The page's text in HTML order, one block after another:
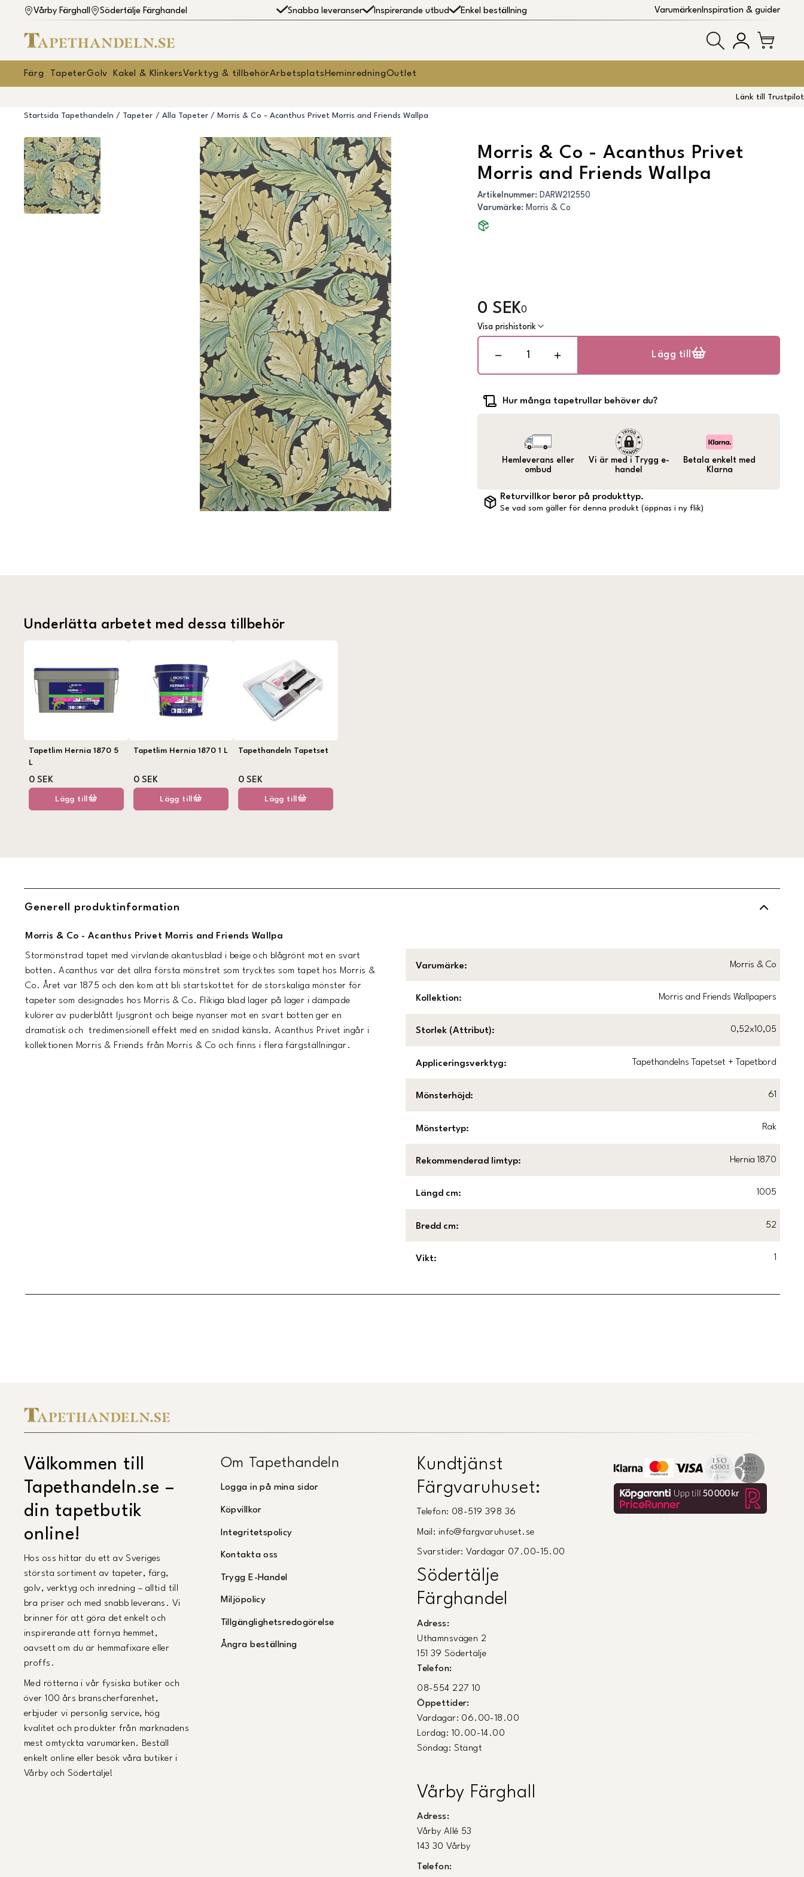
Vårby Färghall Södertälje Färghandel Snabba leveranser Inspirerande utbud Enkel beställning VarumärkenInspiration & guider
Färg TapeterGolv Kakel & KlinkersVerktyg & tillbehörArbetsplats HeminredningOutlet
Länk till Trustpilot
Startsida Tapethandeln Tapeter Alla Tapeter Morris & Co - Acanthus Privet Morris and Friends Wallpa
Morris & Co - Acanthus Privet
Morris and Friends Wallpa
Artikelnummer: DARW212550
Varumärke: Morris & Co
0 SEK0
Visa prishistorik
Lägg till
Hur många tapetrullar behöver du?
Hemleverans eller
ombud
Vi är med i Trygg e-
handel
Betala enkelt med
Klarna
Returvillkor beror på produkttyp.
Se vad som gäller för denna produkt (öppnas i ny flik)
Underlätta arbetet med dessa tillbehör
Tapetlim Hernia 1870 5
L
0 SEK
Lägg till
Tapetlim Hernia 1870 1 L
0 SEK
Lägg till
Tapethandeln Tapetset
0 SEK
Lägg till
Generell produktinformation
Morris & Co - Acanthus Privet Morris and Friends Wallpa
Stormönstrad tapet med virvlande akantusblad i beige och blågrönt mot en svart
botten. Acanthus var det allra första mönstret som trycktes som tapet hos Morris &
Co. Året var 1875 och den kom att bli startskottet för de storskaliga mönster för
tapeter som designades hos Morris & Co. Flikiga blad lager på lager i dämpade
kulörer av puderblått ljusgrönt och beige nyanser mot en svart botten ger en
dramatisk och tredimensionell effekt med en snidad känsla. Acanthus Privet ingår i
kollektionen Morris & Friends från Morris & Co och finns i flera färgställningar.
Varumärke: Morris & Co
Kollektion: Morris and Friends Wallpapers
Storlek (Attribut): 0,52x10,05
Appliceringsverktyg: Tapethandelns Tapetset + Tapetbord
Mönsterhöjd: 61
Mönstertyp: Rak
Rekommenderad limtyp: Hernia 1870
Längd cm: 1005
Bredd cm: 52
Vikt: 1
Välkommen till
Tapethandeln.se –
din tapetbutik
online!
Hos oss hittar du ett av Sveriges
största sortiment av tapeter, färg,
golv, verktyg och inredning – alltid till
bra priser och med snabb leverans. Vi
brinner för att göra det enkelt och
inspirerande att förnya hemmet,
oavsett om du är hemmafixare eller
proffs.
Med rötterna i vår fysiska butiker och
över 100 års branscherfarenhet,
erbjuder vi personlig service, hög
kvalitet och produkter från marknadens
mest omtyckta varumärken. Beställ
enkelt online eller besök våra butiker i
Vårby och Södertälje!
Om Tapethandeln
Logga in på mina sidor
Köpvillkor
Integritetspolicy
Kontakta oss
Trygg E-Handel
Miljöpolicy
Tillgänglighetsredogörelse
Ångra beställning
Kundtjänst
Färgvaruhuset:
Telefon: 08-519 398 36
Mail: info@fargvaruhuset.se
Svarstider: Vardagar 07.00-15.00
Södertälje
Färghandel
Adress:
Uthamnsvägen 2
151 39 Södertälje
Telefon:
08-554 227 10
Öppettider:
Vardagar: 06.00-18.00
Lördag: 10.00-14.00
Söndag: Stängt
Vårby Färghall
Adress:
Vårby Allé 53
143 30 Vårby
Telefon: